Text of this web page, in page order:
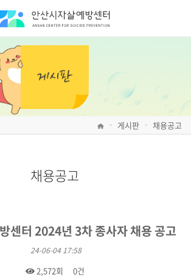
> 게시판 > 채용공고
채용공고
센터 2024년 3차 종사자 채용 공고
24-06-04 17:58
2,572회 0건